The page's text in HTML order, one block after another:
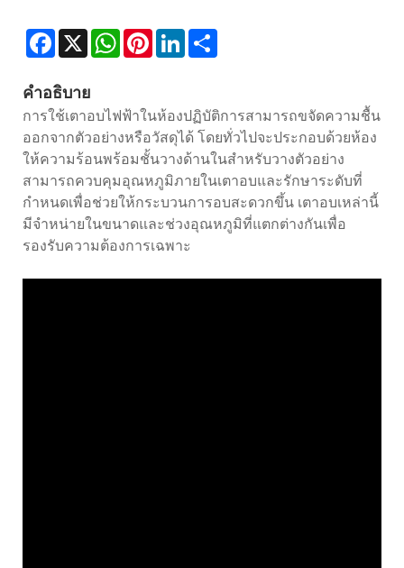
Facebook
X WhatsAppPinterestLinkedIn
คำอธิบาย
การใช้เตาอบไฟฟ้าในห้องปฏิบัติการสามารถขจัดความชื้น
ออกจากตัวอย่างหรือวัสดุได้ โดยทั่วไปจะประกอบด้วยห้อง
ให้ความร้อนพร้อมชั้นวางด้านในสำหรับวางตัวอย่าง
สามารถควบคุมอุณหภูมิภายในเตาอบและรักษาระดับที่
กำหนดเพื่อช่วยให้กระบวนการอบสะดวกขึ้น เตาอบเหล่านี้
มีจำหน่ายในขนาดและช่วงอุณหภูมิที่แตกต่างกันเพื่อ
รองรับความต้องการเฉพาะ